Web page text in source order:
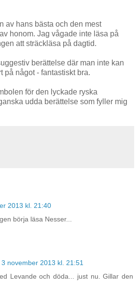
av hans bästa och den mest
honom. Jag vågade inte läsa på
att sträckläsa på dagtid.
berättelse där man inte kan
på något - fantastiskt bra.
för den lyckade ryska
udda berättelse som fyller mig
2013 kl. 21:40
börja läsa Nesser...
3 november 2013 kl. 21:51
Levande och döda... just nu. Gillar den